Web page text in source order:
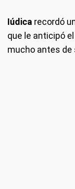
Iúdica recordó
que le anticipó
mucho antes de